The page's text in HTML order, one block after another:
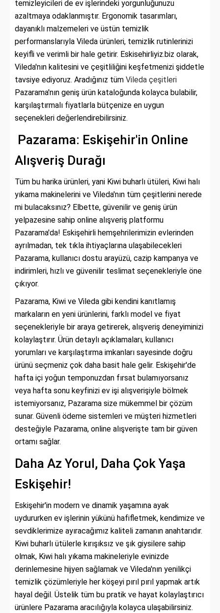
temizleyicileri de ev işlerindeki yorgunluğunuzu
azaltmaya odaklanmıştır. Ergonomik tasarımları,
dayanıklı malzemeleri ve üstün temizlik
performanslarıyla Vileda ürünleri, temizlik rutinlerinizi
keyifli ve verimli bir hale getirir. Eskisehirliyiz.biz olarak,
Vileda'nın kalitesini ve çeşitliliğini keşfetmenizi şiddetle
tavsiye ediyoruz. Aradığınız tüm Vileda çeşitleri
Pazarama'nın geniş ürün kataloğunda kolayca bulabilir,
karşılaştırmalı fiyatlarla bütçenize en uygun
seçenekleri değerlendirebilirsiniz.
Pazarama: Eskişehir'in Online
Alışveriş Durağı
Tüm bu harika ürünleri, yani Kiwi buharlı ütüleri, Kiwi halı
yıkama makinelerini ve Vileda'nın tüm çeşitlerini nerede
mi bulacaksınız? Elbette, güvenilir ve geniş ürün
yelpazesine sahip online alışveriş platformu
Pazarama'da! Eskişehirli hemşehrilerimizin evlerinden
ayrılmadan, tek tıkla ihtiyaçlarına ulaşabilecekleri
Pazarama, kullanıcı dostu arayüzü, cazip kampanya ve
indirimleri, hızlı ve güvenilir teslimat seçenekleriyle öne
çıkıyor.
Pazarama, Kiwi ve Vileda gibi kendini kanıtlamış
markaların en yeni ürünlerini, farklı model ve fiyat
seçenekleriyle bir araya getirerek, alışveriş deneyiminizi
kolaylaştırır. Ürün detaylı açıklamaları, kullanıcı
yorumları ve karşılaştırma imkanları sayesinde doğru
ürünü seçmeniz çok daha basit hale gelir. Eskişehir'de
hafta içi yoğun temponuzdan fırsat bulamıyorsanız
veya hafta sonu keyfinizi ev işi alışverişiyle bölmek
istemiyorsanız, Pazarama size mükemmel bir çözüm
sunar. Güvenli ödeme sistemleri ve müşteri hizmetleri
desteğiyle Pazarama, online alışverişte tam bir güven
ortamı sağlar.
Daha Az Yorul, Daha Çok Yaşa
Eskişehir!
Eskişehir'in modern ve dinamik yaşamına ayak
uydururken ev işlerinin yükünü hafifletmek, kendimize ve
sevdiklerimize ayıracağımız kaliteli zamanın anahtarıdır.
Kiwi buharlı ütülerle kırışıksız ve şık giysilere sahip
olmak, Kiwi halı yıkama makineleriyle evinizde
derinlemesine hijyen sağlamak ve Vileda'nın yenilikçi
temizlik çözümleriyle her köşeyi pırıl pırıl yapmak artık
hayal değil. Üstelik tüm bu pratik ve hayat kolaylaştırıcı
ürünlere Pazarama aracılığıyla kolayca ulaşabilirsiniz.